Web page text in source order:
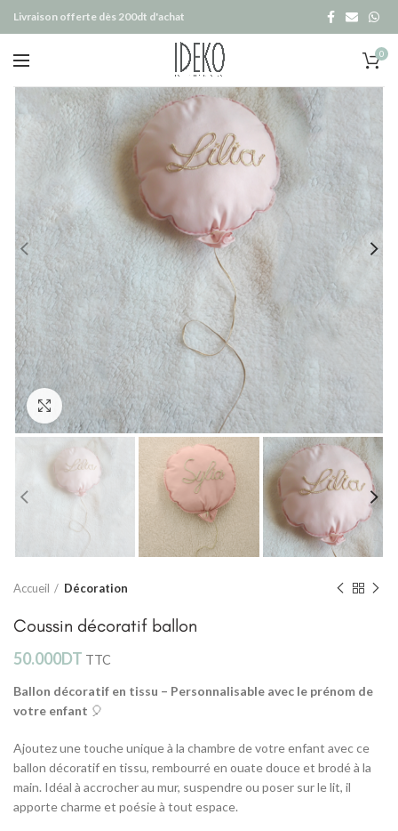
Livraison offerte dès 200dt d'achat
0
Click to enlarge
Accueil Décoration
Coussin décoratif ballon
50.000DT TTC
Ballon décoratif en tissu – Personnalisable avec le prénom de
votre enfant 🎈
Ajoutez une touche unique à la chambre de votre enfant avec ce
ballon décoratif en tissu, rembourré en ouate douce et brodé à la
main. Idéal à accrocher au mur, suspendre ou poser sur le lit, il
apporte charme et poésie à tout espace.